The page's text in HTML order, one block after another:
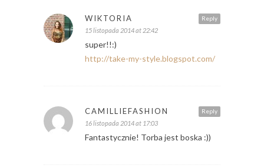
Reply
WIKTORIA
15 listopada 2014 at 22:42
super!!:)
http://take-my-style.blogspot.com/
Reply
CAMILLIEFASHION
16 listopada 2014 at 17:03
Fantastycznie! Torba jest boska :))